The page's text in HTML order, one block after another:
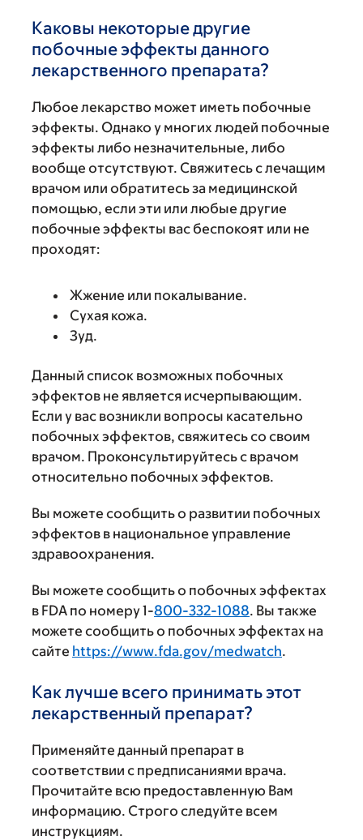
Каковы некоторые другие
побочные эффекты данного
лекарственного препарата?
Любое лекарство может иметь побочные
эффекты. Однако у многих людей побочные
эффекты либо незначительные, либо
вообще отсутствуют. Свяжитесь с лечащим
врачом или обратитесь за медицинской
помощью, если эти или любые другие
побочные эффекты вас беспокоят или не
проходят:
Жжение или покалывание.
Сухая кожа.
Зуд.
Данный список возможных побочных
эффектов не является исчерпывающим.
Если у вас возникли вопросы касательно
побочных эффектов, свяжитесь со своим
врачом. Проконсультируйтесь с врачом
относительно побочных эффектов.
Вы можете сообщить о развитии побочных
эффектов в национальное управление
здравоохранения.
Вы можете сообщить о побочных эффектах
в FDA по номеру 1-800-332-1088. Вы также
можете сообщить о побочных эффектах на
сайте https://www.fda.gov/medwatch.
Как лучше всего принимать этот
лекарственный препарат?
Применяйте данный препарат в
соответствии с предписаниями врача.
Прочитайте всю предоставленную Вам
информацию. Строго следуйте всем
инструкциям.